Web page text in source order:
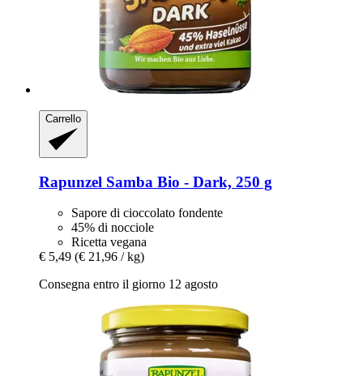
Carrello
Rapunzel Samba Bio -​ Dark, 250 g
Sapore di cioccolato fondente
45% di nocciole
Ricetta vegana
€ 5,49 (€ 21,96 / kg)
Consegna entro il giorno 12 agosto